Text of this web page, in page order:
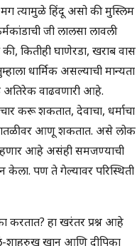
त्यामुळे हिंदू असो की मुस्लिम
जी लालसा लावली
कितीही घाणेरडा, खराब वास
धार्मिक असल्याची मान्यता
अतिरेक वाढवणारी आहे.
करू शकतात, देवाचा, धर्माचा
पातळीवर आणू शकतात. असे लोक
आहे असंही समजण्याची
केला. पण ते गेल्यावर परिस्थिती
करतात? हा खरंतर प्रश्न आहे
शाहरुख खान आणि दीपिका